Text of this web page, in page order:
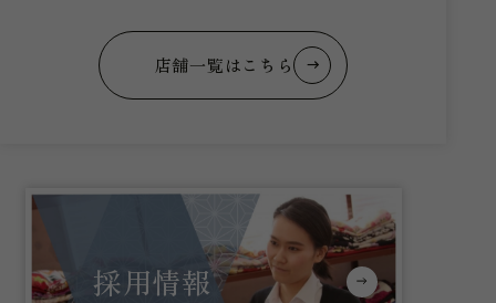
店舗一覧はこちら
採用情報